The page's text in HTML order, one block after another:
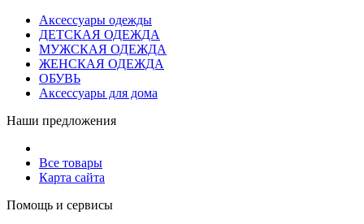
Аксессуары одежды
ДЕТСКАЯ ОДЕЖДА
МУЖСКАЯ ОДЕЖДА
ЖЕНСКАЯ ОДЕЖДА
ОБУВЬ
Аксессуары для дома
Наши предложения
Все товары
Карта сайта
Помощь и сервисы